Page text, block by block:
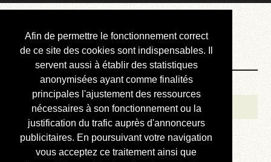
Afin de permettre le fonctionnement correct
de ce site des cookies sont indispensables. Il
servent aussi à établir des statistiques
anonymisées ayant comme finalités
principales l'ajustement des ressources
nécessaires à son fonctionnement ou la
justification du trafic auprès d'annonceurs
publicitaires. En poursuivant votre navigation
vous acceptez ce traitement ainsi que
Courbis, « LE »
Blog Officiel
Bienvenue
Réalisations
Divers (et d’été)
Annonces